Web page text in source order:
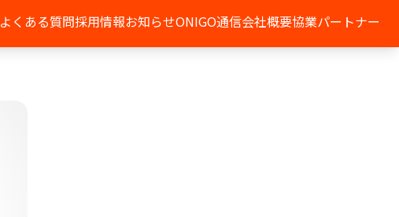
よくある質問採用情報お知らせONIGO通信会社概要協業パートナー